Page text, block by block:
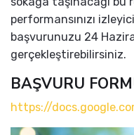
performansınızı
başvurunuzu 24
gerçekleştirebilirsiniz.
BAŞVURU
https://